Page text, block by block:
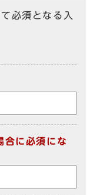
必須となる入
合に必須にな